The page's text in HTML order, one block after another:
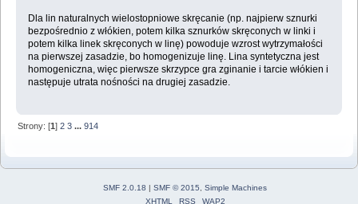
Dla lin naturalnych wielostopniowe skręcanie (np. najpierw sznurki
bezpośrednio z włókien, potem kilka sznurków skręconych w linki i
potem kilka linek skręconych w linę) powoduje wzrost wytrzymałości
na pierwszej zasadzie, bo homogenizuje linę. Lina syntetyczna jest
homogeniczna, więc pierwsze skrzypce gra zginanie i tarcie włókien i
następuje utrata nośności na drugiej zasadzie.
Strony: [1]2 3 ...914
SMF 2.0.18 | SMF © 2015
Simple Machines
XHTML
RSS WAP2